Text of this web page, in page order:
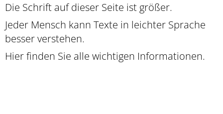
Die Schrift auf dieser Seite ist größer.
Jeder Mensch kann Texte in leichter Sprache
besser verstehen.
Hier finden Sie alle wichtigen Informationen.